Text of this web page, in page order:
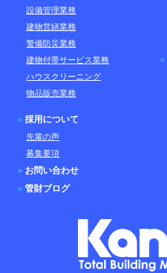
設備管理業務
建物営繕業務
警備防災業務
建物付帯サービス業務
ハウスクリーニング
物品販売業務
»
»採用について
先輩の声
募集要項
» お問い合わせ
»管財ブログ